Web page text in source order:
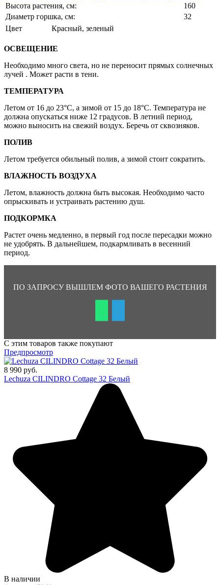
Высота растения, см:
160
Диаметр горшка, см:
32
Цвет
Красный, зеленый
ОСВЕЩЕНИЕ
Необходимо много света, но не переносит прямых солнечных
лучей . Может расти в тени.
ТЕМПЕРАТУРА
Летом от 16 до 23°С, а зимой от 15 до 18°С. Температура не
должна опускаться ниже 12 градусов. В летний период,
можно выносить на свежий воздух. Беречь от сквозняков.
ПОЛИВ
Летом требуется обильный полив, а зимой стоит сократить.
ВЛАЖНОСТЬ ВОЗДУХА
Летом, влажность должна быть высокая. Необходимо часто
опрыскивать и устраивать растению душ.
ПОДКОРМКА
Растет очень медленно, в первый год после пересадки можно
не удобрять. В дальнейшем, подкармливать в весенний
период.
ПО ЗАПРОСУ ВЫШЛЕМ ФОТО ВАШЕГО РАСТЕНИЯ
С этим товаров также покупают
Предпросмотр
8 990 руб.
Lechuza CILINDRO Cottage 32 Белый
В наличии